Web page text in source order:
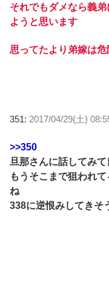
それでもダメなら義
ようと思います
思ってたより弟嫁は
351: 2017/04/29(土)
>>350
旦那さんに話してみ
もうそこまで狙われ
ね
338に逆恨みしてきそ